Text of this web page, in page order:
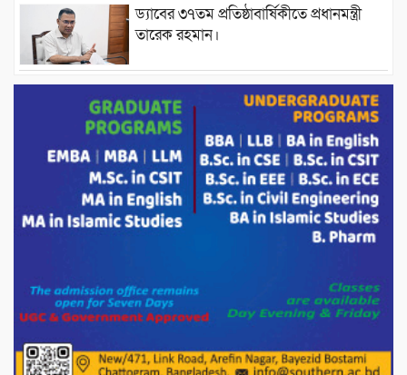
ড্যাবের ৩৭তম প্রতিষ্ঠাবার্ষিকীতে প্রধানমন্ত্রী
তারেক রহমান।
চন্দনাইশের হাশিমপুর ৪ নং ওয়ার্ডে ৫’শতাধিক
হতদরিদ্র পরিবারের মাঝে খাদ্যসামগ্রী বিতরণ
করেন মনজুর মোরশেদ
পরিবেশ রক্ষায় পাটগ্রামে ইহসান ইয়ুথ
সার্কেলের বৃক্ষরোপণ
মিরপুর-১১ নম্বরে দুর্বৃত্তদের গুলিতে বিএনপি
পাটগ্রামে চিকিৎসা সেবায় বীর মুক্তিযোদ্ধা দবির
উদ্দিন ফাউন্ডেশন